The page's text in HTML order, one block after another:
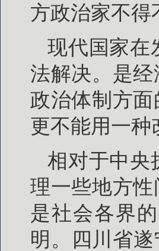
方政治家不得
现代国家在
法解决。是
政治体制方
更不能用一种
相对于中央
理一些地方
是社会各界
明。四川省